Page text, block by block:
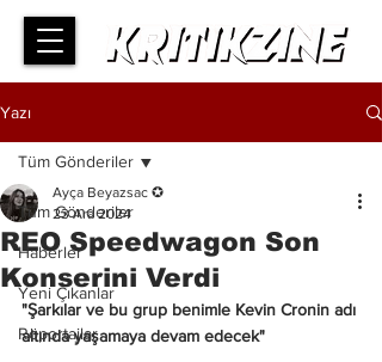
Yazı
Tüm Gönderiler
Haberler
Yeni Çıkanlar
Röportajlar
Tüm Gönderiler
REO Speedwagon Son
Konserini Verdi
Ayça Beyazsac ✪
23 Ara 2024
"Şarkılar ve bu grup benimle Kevin Cronin adı
altında yaşamaya devam edecek"